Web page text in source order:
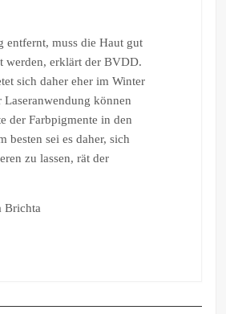
entfernt, muss die Haut gut
werden, erklärt der BVDD.
sich daher eher im Winter
Laseranwendung können
der Farbpigmente in den
besten sei es daher, sich
zu lassen, rät der
Brichta